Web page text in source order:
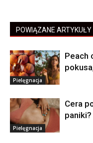
POWIĄZANE ARTYKUŁY
Pielęgnacja
Peach
Pielęgnacja
Cera
paniki?